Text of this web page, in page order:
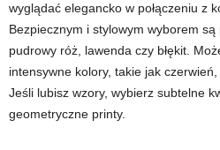
wyglądać elegancko w połączeniu z
Bezpiecznym i stylowym wyborem
pudrowy róż, lawenda czy błękit.
intensywne kolory, takie jak
Jeśli lubisz wzory, wybierz subtelne
geometryczne printy.